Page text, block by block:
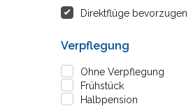
Direktflüge bevorzugen
Verpflegung
Ohne Verpflegung
Frühstück
Halbpension